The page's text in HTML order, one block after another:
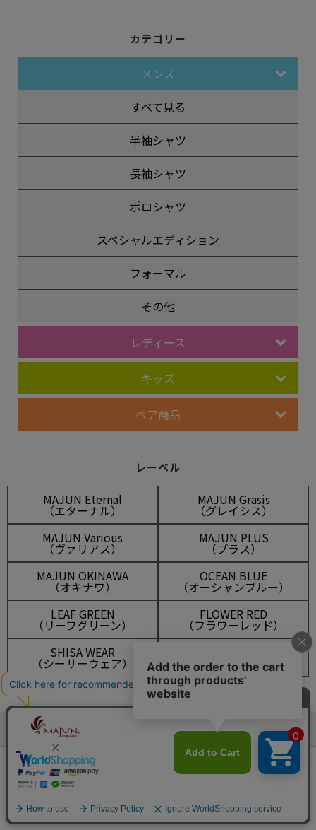
カテゴリー
メンズ
すべて見る
半袖シャツ
長袖シャツ
ポロシャツ
スペシャルエディション
フォーマル
その他
レディース
キッズ
ペア商品
レーベル
MAJUN Eternal
（エターナル）
MAJUN Grasis
（グレイシス）
MAJUN Various
（ヴァリアス）
MAJUN PLUS
（プラス）
MAJUN OKINAWA
（オキナワ）
OCEAN BLUE
（オーシャンブルー）
LEAF GREEN
（リーフグリーン）
FLOWER RED
（フラワーレッド）
SHISA WEAR
（シーサーウェア） （アウトレット）
マイアカウント メルマガ登録
会員は743ポイント付与！
¥14,850税込